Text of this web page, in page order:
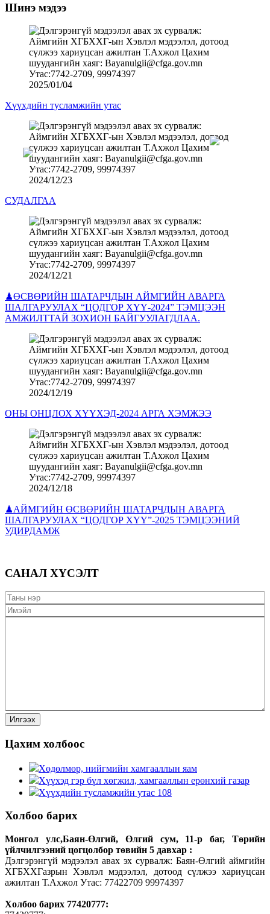
Шинэ мэдээ
2025/01/04
Хүүхдийн тусламжийн утас
2024/12/23
СУДАЛГАА
2024/12/21
♟ӨСВӨРИЙН ШАТАРЧДЫН АЙМГИЙН АВАРГА
ШАЛГАРУУЛАХ “ЦОДГОР ХҮҮ-2024” ТЭМЦЭЭН
АМЖИЛТТАЙ ЗОХИОН БАЙГУУЛАГДЛАА.
2024/12/19
ОНЫ ОНЦЛОХ ХҮҮХЭД-2024 АРГА ХЭМЖЭЭ
2024/12/18
♟АЙМГИЙН ӨСВӨРИЙН ШАТАРЧДЫН АВАРГА
ШАЛГАРУУЛАХ “ЦОДГОР ХҮҮ”-2025 ТЭМЦЭЭНИЙ
УДИРДАМЖ
САНАЛ ХҮСЭЛТ
Цахим холбоос
Хөдөлмөр, нийгмийн хамгааллын яам
Хүүхэд гэр бүл хөгжил, хамгааллын ерөнхий газар
Хүүхдийн тусламжийн утас 108
Холбоо барих
Монгол улс,Баян-Өлгий, Өлгий сум, 11-р баг, Төрийн
үйлчилгээний цогцолбор төвийн 5 давхар :
Дэлгэрэнгүй мэдээлэл авах эх сурвалж: Баян-Өлгий аймгийн
ХГБХХГазрын Хэвлэл мэдээлэл, дотоод сүлжээ хариуцсан
ажилтан Т.Ахжол Утас: 77422709 99974397
Холбоо барих 77420777: